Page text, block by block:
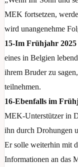
MEK fortsetzen,
wird unangenehme
15-Im Frühjahr 2025
eines in Belgien
ihrem Bruder zu
teilnehmen.
16-Ebenfalls im
MEK-Unterstützer in
ihn durch Drohungen
Er solle weiterhin mit
Informationen an das